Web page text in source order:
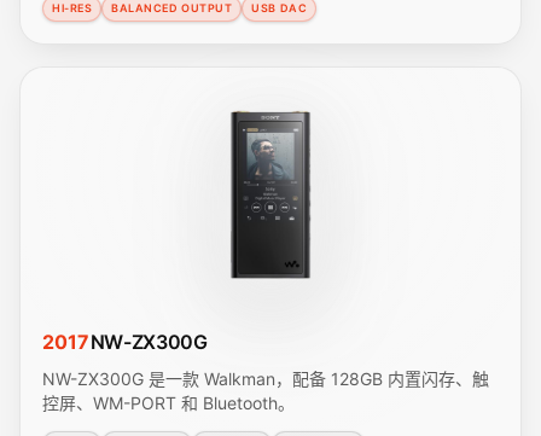
HI-RES BALANCED OUTPUT USB DAC
2017NW-ZX300G
NW-ZX300G 是一款 Walkman，配备 128GB 内置闪存、触
控屏、WM-PORT 和 Bluetooth。